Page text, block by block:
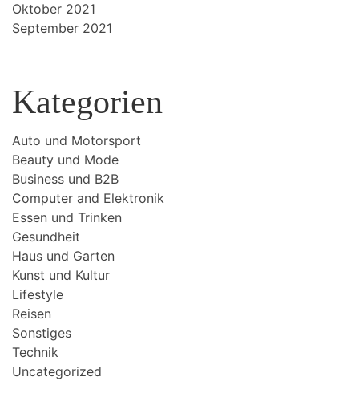
Oktober 2021
September 2021
Kategorien
Auto und Motorsport
Beauty und Mode
Business und B2B
Computer and Elektronik
Essen und Trinken
Gesundheit
Haus und Garten
Kunst und Kultur
Lifestyle
Reisen
Sonstiges
Technik
Uncategorized